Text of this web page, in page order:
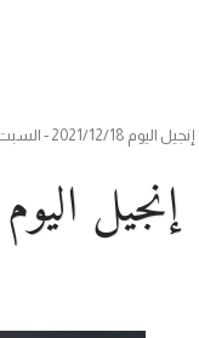
إنجيل اليوم 2021/12/18 - السبت من أسبوع البيان ليوسف
إنجيل اليوم 2021/12/18 - السبت من أسبوع البيان ليوسف